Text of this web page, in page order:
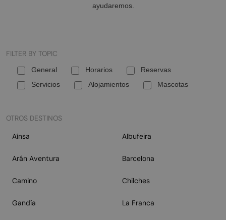
ayudaremos.
FILTER BY TOPIC
General Horarios
Reservas
Servicios
Alojamientos Mascotas
OTROS DESTINOS
Aínsa
Albufeira
Arán Aventura Barcelona
Camino Chilches
Gandía La Franca